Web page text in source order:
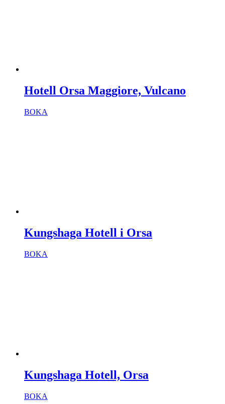
Hotell Orsa Maggiore, Vulcano
BOKA
Kungshaga Hotell i Orsa
BOKA
Kungshaga Hotell, Orsa
BOKA